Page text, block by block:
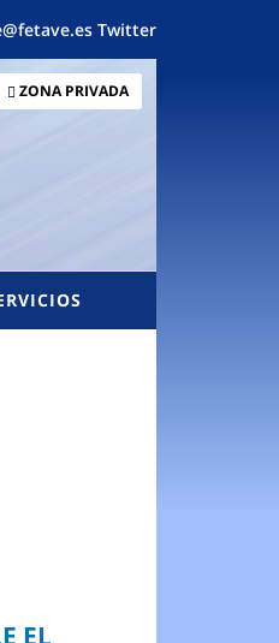
Twitter
ZONA PRIVADA
EL